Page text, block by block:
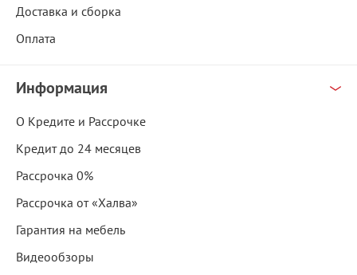
Доставка и сборка
Оплата
Информация
О Кредите и Рассрочке
Кредит до 24 месяцев
Рассрочка 0%
Рассрочка от «Халва»
Гарантия на мебель
Видеообзоры